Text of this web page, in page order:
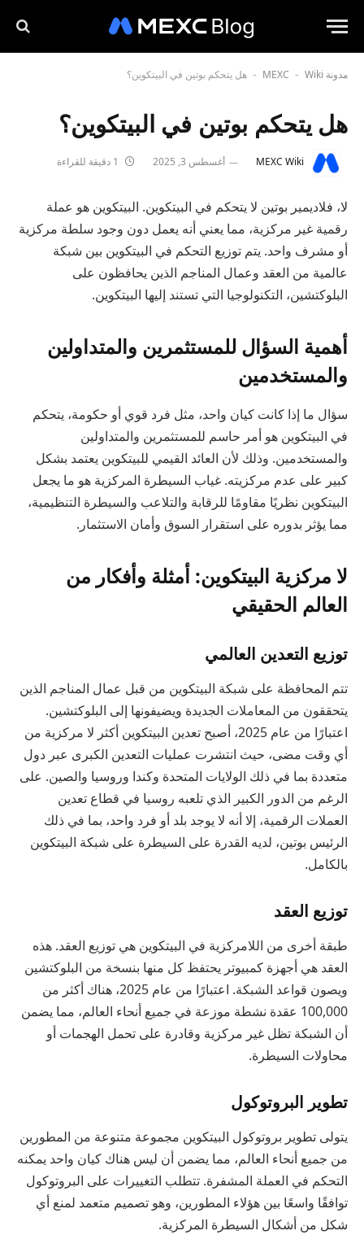
مدونة MEXC - Wiki
- هل يتحكم بوتين في البيتكوين؟
هل يتحكم بوتين في البيتكوين؟
MEXC Wiki أغسطس 3, 2025
لا، فلاديمير بوتين لا يتحكم في البيتكوين. البيتكوين هو عملة
رقمية غير مركزية، مما يعني أنه يعمل دون وجود سلطة مركزية
أو مشرف واحد. يتم توزيع التحكم في البيتكوين بين شبكة
عالمية من العقد وعمال المناجم الذين يحافظون على
البلوكتشين، التكنولوجيا التي تستند إليها البيتكوين.
أهمية السؤال للمستثمرين والمتداولين
والمستخدمين
سؤال ما إذا كانت كيان واحد، مثل فرد قوي أو حكومة، يتحكم
في البيتكوين هو أمر حاسم للمستثمرين والمتداولين
والمستخدمين. وذلك لأن العائد القيمي للبيتكوين يعتمد بشكل
كبير على عدم مركزيته. غياب السيطرة المركزية هو ما يجعل
البيتكوين نظريًا مقاومًا للرقابة والتلاعب والسيطرة التنظيمية،
مما يؤثر بدوره على استقرار السوق وأمان الاستثمار.
لا مركزية البيتكوين: أمثلة وأفكار من
العالم الحقيقي
توزيع التعدين العالمي
تتم المحافظة على شبكة البيتكوين من قبل عمال المناجم الذين
يتحققون من المعاملات الجديدة ويضيفونها إلى البلوكتشين.
اعتبارًا من عام 2025، أصبح تعدين البيتكوين أكثر لا مركزية من
أي وقت مضى، حيث انتشرت عمليات التعدين الكبرى عبر دول
متعددة بما في ذلك الولايات المتحدة وكندا وروسيا والصين. على
الرغم من الدور الكبير الذي تلعبه روسيا في قطاع تعدين
العملات الرقمية، إلا أنه لا يوجد بلد أو فرد واحد، بما في ذلك
الرئيس بوتين، لديه القدرة على السيطرة على شبكة البيتكوين
بالكامل.
توزيع العقد
طبقة أخرى من اللامركزية في البيتكوين هي توزيع العقد. هذه
العقد هي أجهزة كمبيوتر يحتفظ كل منها بنسخة من البلوكتشين
ويصون قواعد الشبكة. اعتبارًا من عام 2025، هناك أكثر من
100,000 عقدة نشطة موزعة في جميع أنحاء العالم، مما يضمن
أن الشبكة تظل غير مركزية وقادرة على تحمل الهجمات أو
محاولات السيطرة.
تطوير البروتوكول
يتولى تطوير بروتوكول البيتكوين مجموعة متنوعة من المطورين
من جميع أنحاء العالم، مما يضمن أن ليس هناك كيان واحد يمكنه
التحكم في العملة المشفرة. تتطلب التغييرات على البروتوكول
توافقًا واسعًا بين هؤلاء المطورين، وهو تصميم متعمد لمنع أي
شكل من أشكال السيطرة المركزية.